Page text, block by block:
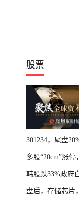
股票
301234，尾盘
多股“20cm”涨
韩股跌33%政府
盘后，存储芯片